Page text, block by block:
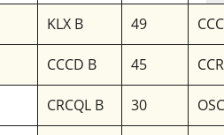
KLX B 49
CCCD B 45
CRCQL B 30